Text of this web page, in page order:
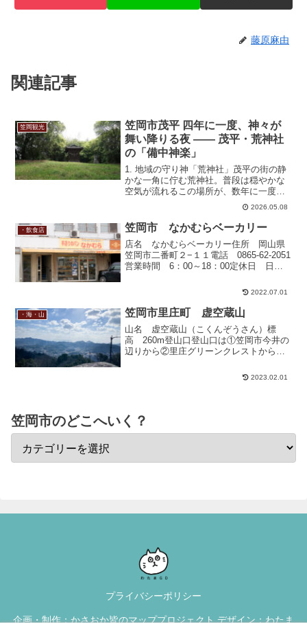
藤原麻由
関連記事
笠岡観光
笠岡市茂平 四年に一度、神々が
舞い降りる夜 —— 茂平・荒神社
の「備中神楽」
1. 地域の守り神「荒神社」茂平の街の静
かな一角に佇む荒神社。普段は穏やかな
空気が流れるこの場所が、数年に一度、
熱気と興奮に包まれる特別な日がありま
す。それが、地域の人々が心待ちにして
いる「荒神神楽（こうじんかぐら）」で
す。2. 四年に一度...
2026.05.08
・飲食店 笠岡市 なかむらベーカリー
店名 なかむらベーカリー住所 岡山県
笠岡市二番町２−１１電話 0865-62-2051
営業時間 6：00～18：00定休日 日・
ン！笠岡で美味しい食パンといえばなか
に行...
2022.07.01
・海・山 笠岡市里庄町 虚空蔵山
山名 虚空蔵山（こくんぞうさん）標
高 260m登山口登山口は①笠岡市今井の
辺りから②里庄グリーンクレストから③
山口は残念ながら見つけられませんでし
2023.02.01
笠岡市のどこへいく？
プライバシーポリシー
企画・制作：かさおか皆のマッププロジェクト デザイン：わたま